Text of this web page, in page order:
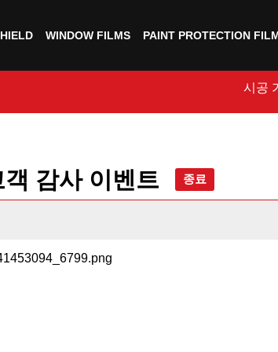
WINDOW FILMS PAINT PROTECTION
시공
감사 이벤트 종료